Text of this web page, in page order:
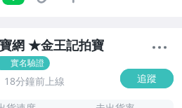
網 ★金王記拍寶
實名驗證
18分鐘前上線 追蹤